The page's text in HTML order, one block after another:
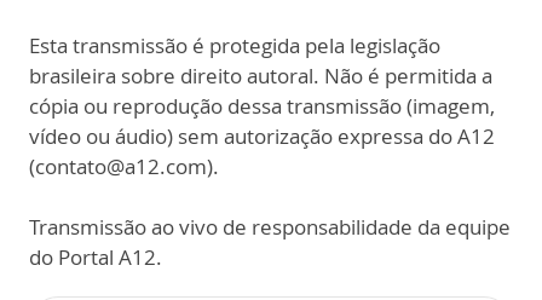
Esta transmissão é protegida pela legislação
brasileira sobre direito autoral. Não é permitida a
cópia ou reprodução dessa transmissão (imagem,
vídeo ou áudio) sem autorização expressa do A12
(contato@a12.com).
Transmissão ao vivo de responsabilidade da equipe
do Portal A12.